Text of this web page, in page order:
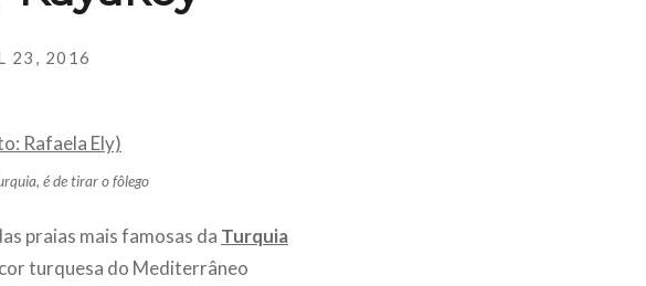
23, 2016
é de tirar o fôlego
praias mais famosas da Turquia
turquesa do Mediterrâneo